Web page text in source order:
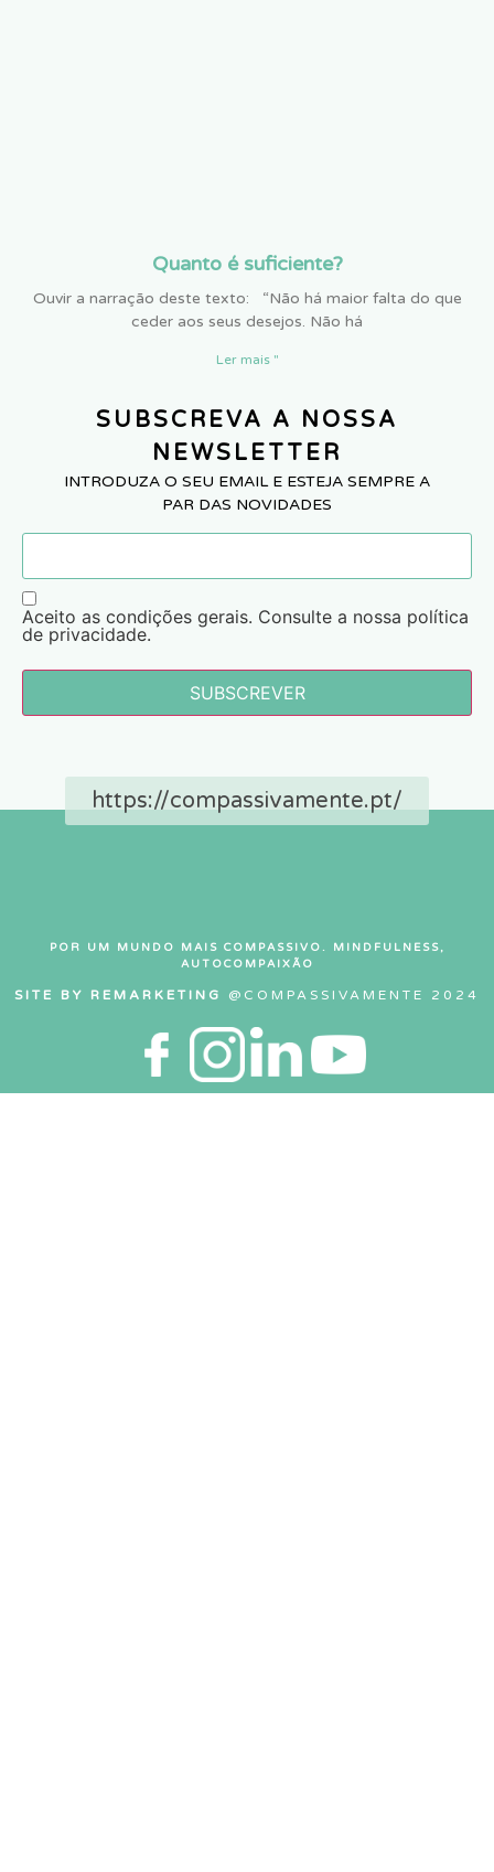
Quanto é suficiente?
Ouvir a narração deste texto: “Não há maior falta do que
ceder aos seus desejos. Não há
Ler mais "
SUBSCREVA A NOSSA
NEWSLETTER
INTRODUZA O SEU EMAIL E ESTEJA SEMPRE A
PAR DAS NOVIDADES
Aceito as condições gerais. Consulte a nossa política
de privacidade.
SUBSCREVER
https://compassivamente.pt/
POR UM MUNDO MAIS COMPASSIVO. MINDFULNESS,
AUTOCOMPAIXÃO
SITE BY REMARKETING @COMPASSIVAMENTE 2024